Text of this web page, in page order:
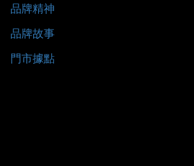
品牌精神
品牌故事
門市據點